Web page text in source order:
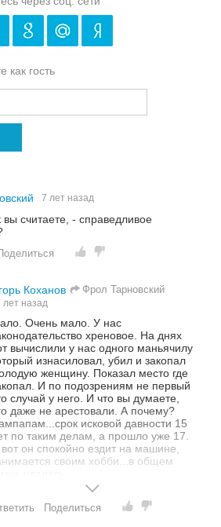
как гость
7 лет назад
вы считаете, - справедливое
Коханов Фрол Тарновский
лет назад
Очень мало. У нас
хреновое. На днях
вычислили у нас одного маньячилу
изнасиловал, убил и закопал
женщину. Показал место где
И по подозрениям не первый
случай у него. И что вы думаете,
даже не арестовали. А почему?
исковой давности 15
по таким делам, а прошло уже 17.
он спокойно ездит на машине,
своим хобби...в общем
Поделиться